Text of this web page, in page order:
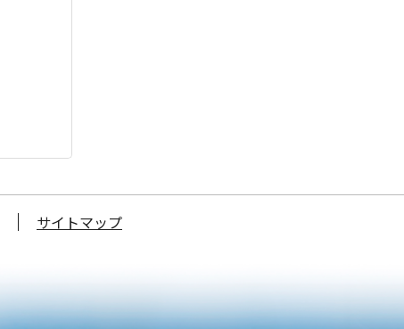
サイトマップ